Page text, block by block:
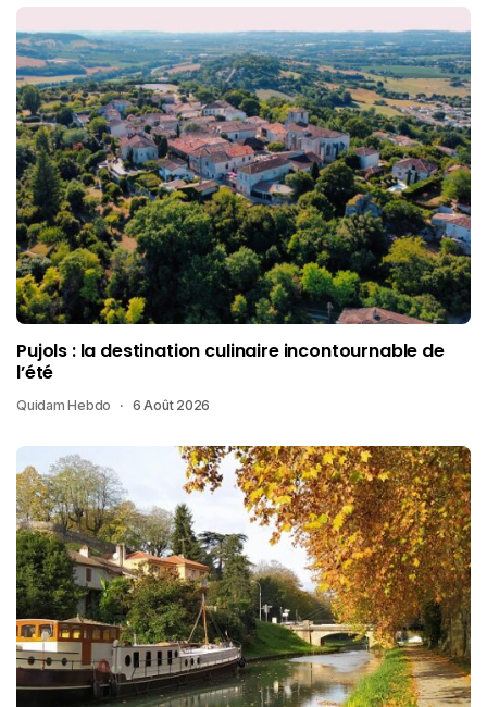
Pujols : la destination culinaire incontournable de
l’été
Quidam Hebdo 6 Août 2026